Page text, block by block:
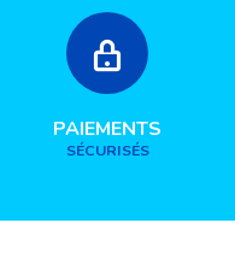
PAIEMENTS
SÉCURISÉS